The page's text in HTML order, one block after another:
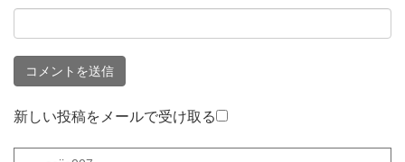
新しい投稿をメールで受け取る